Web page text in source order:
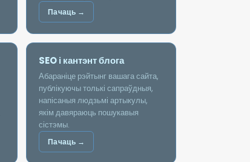
Пачаць →
SEO і кантэнт блога
Абараніце рэйтынг вашага сайта,
публікуючы толькі сапраўдныя,
напісаныя людзьмі артыкулы,
якім давяраюць пошукавыя
сістэмы.
Пачаць →